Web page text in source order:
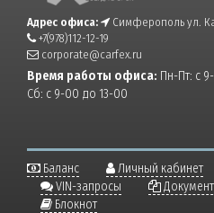
Адрес офиса:
Симферополь ул.
+7(978)112-12-19
corporate@carfex.ru
Время работы офиса: Пн-Пт: с
Сб: с 9-00 до 13-00
Баланс Личный кабинет
VIN-запросы
Блокнот